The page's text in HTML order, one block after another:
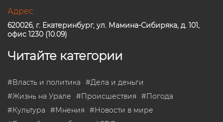
Адрес
620026, г. Екатеринбург, ул. Мамина-Сибиряка, д. 101,
офис 1230 (10.09)
Читайте категории
#Власть и политика #Дела и деньги
#Жизнь на Урале #Происшествия #Погода
#Культура #Мнения #Новости в мире